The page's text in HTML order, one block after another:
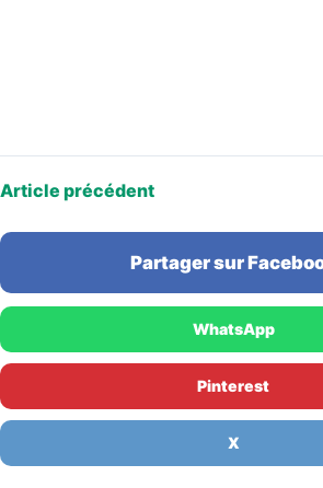
Article précédent
Partager sur
WhatsApp
Pinterest
X